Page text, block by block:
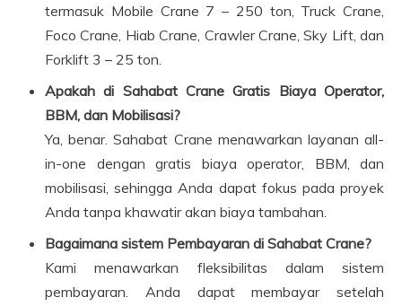
termasuk Mobile Crane 7 – 250 ton, Truck Crane,
Foco Crane, Hiab Crane, Crawler Crane, Sky Lift, dan
Forklift 3 – 25 ton.
Apakah di Sahabat Crane Gratis Biaya Operator,
BBM, dan Mobilisasi?
Ya, benar. Sahabat Crane menawarkan layanan all-
in-one dengan gratis biaya operator, BBM, dan
mobilisasi, sehingga Anda dapat fokus pada proyek
Anda tanpa khawatir akan biaya tambahan.
Bagaimana sistem Pembayaran di Sahabat Crane?
Kami menawarkan fleksibilitas dalam sistem
pembayaran. Anda dapat membayar setelah